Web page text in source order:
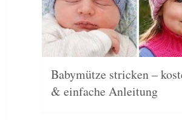
Babymütze stricken –
& einfache Anleitung